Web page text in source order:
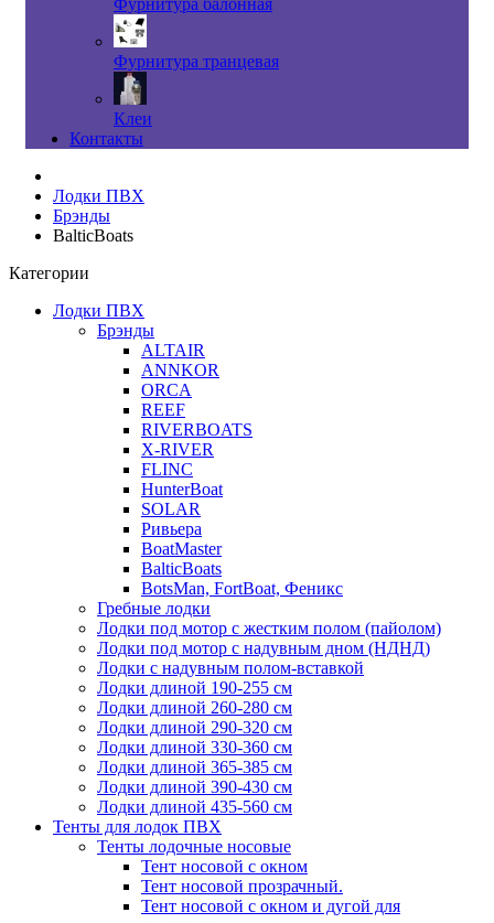
Фурнитура балонная
Фурнитура транцевая
Клеи
Контакты
Лодки ПВХ
Брэнды
BalticBoats
Категории
Лодки ПВХ
Брэнды
ALTAIR
ANNKOR
ORCA
REEF
RIVERBOATS
X-RIVER
FLINC
HunterBoat
SOLAR
Ривьера
BoatMaster
BalticBoats
BotsMan, FortBoat, Феникс
Гребные лодки
Лодки под мотор с жестким полом (пайолом)
Лодки под мотор с надувным дном (НДНД)
Лодки с надувным полом-вставкой
Лодки длиной 190-255 см
Лодки длиной 260-280 см
Лодки длиной 290-320 см
Лодки длиной 330-360 см
Лодки длиной 365-385 см
Лодки длиной 390-430 см
Лодки длиной 435-560 см
Тенты для лодок ПВХ
Тенты лодочные носовые
Тент носовой с окном
Тент носовой прозрачный.
Тент носовой с окном и дугой для